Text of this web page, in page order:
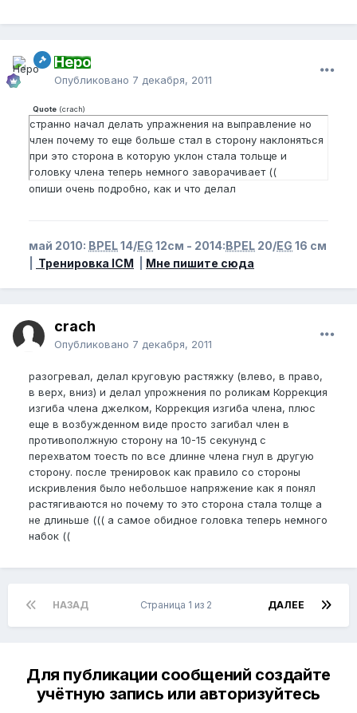
Неро
Опубликовано 7 декабря, 2011
Quote (crach)
странно начал делать упражнения на выправление но
член почему то еще больше стал в сторону наклоняться
при это сторона в которую уклон стала тольще и
головку члена теперь немного заворачивает ((
опиши очень подробно, как и что делал
май 2010: BPEL14/EG 12см - 2014:BPEL 20/EG 16 см
Тренировка ICM Мне пишите сюда
crach
Опубликовано 7 декабря, 2011
разогревал, делал круговую растяжку (влево, в право,
в верх, вниз) и делал упрожнения по роликам Коррекция
изгиба члена джелком, Коррекция изгиба члена, плюс
еще в возбужденном виде просто загибал член в
противополжную сторону на 10-15 секунунд с
перехватом тоесть по все длинне члена гнул в другую
сторону. после тренировок как правило со стороны
искривления было небольшое напряжение как я понял
растягиваются но почему то это сторона стала толще а
не длиньше ((( а самое обидное головка теперь немного
набок ((
НАЗАД ДАЛЕЕ
Страница 1 из 2
Для публикации сообщений создайте
учётную запись или авторизуйтесь